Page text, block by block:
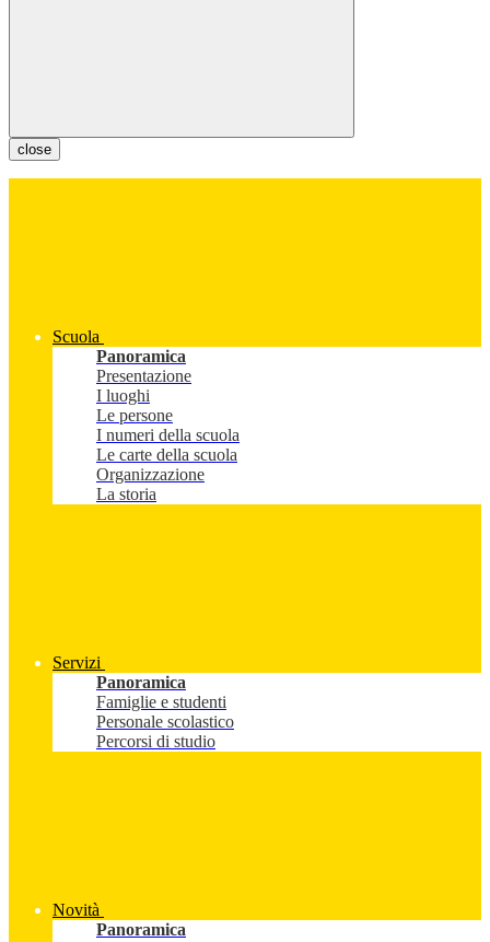
close
Scuola
Panoramica
Presentazione
I luoghi
Le persone
I numeri della scuola
Le carte della scuola
Organizzazione
La storia
Servizi
Panoramica
Famiglie e studenti
Personale scolastico
Percorsi di studio
Novità
Panoramica